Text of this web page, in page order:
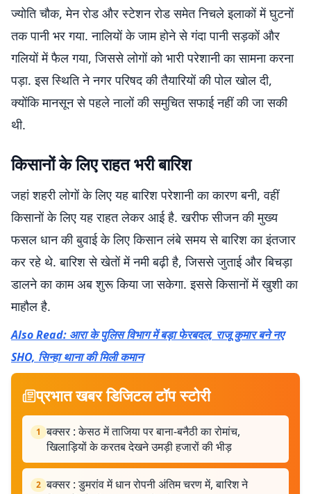
ज्योति चौक, मेन रोड और स्टेशन रोड समेत निचले इलाकों में घुटनों
तक पानी भर गया. नालियों के जाम होने से गंदा पानी सड़कों और
गलियों में फैल गया, जिससे लोगों को भारी परेशानी का सामना करना
पड़ा. इस स्थिति ने नगर परिषद की तैयारियों की पोल खोल दी,
क्योंकि मानसून से पहले नालों की समुचित सफाई नहीं की जा सकी
थी.
किसानों के लिए राहत भरी बारिश
जहां शहरी लोगों के लिए यह बारिश परेशानी का कारण बनी, वहीं
किसानों के लिए यह राहत लेकर आई है. खरीफ सीजन की मुख्य
फसल धान की बुवाई के लिए किसान लंबे समय से बारिश का इंतजार
कर रहे थे. बारिश से खेतों में नमी बढ़ी है, जिससे जुताई और बिचड़ा
डालने का काम अब शुरू किया जा सकेगा. इससे किसानों में खुशी का
माहौल है.
Also Read: आरा के पुलिस विभाग में बड़ा फेरबदल, राजू कुमार बने नए
SHO, सिन्हा थाना की मिली कमान
प्रभात खबर डिजिटल टॉप स्टोरी
1 बक्सर : केसठ में ताजिया पर बाना-बनैठी का रोमांच,
खिलाड़ियों के करतब देखने उमड़ी हजारों की भीड़
2 बक्सर : डुमरांव में धान रोपनी अंतिम चरण में, बारिश ने